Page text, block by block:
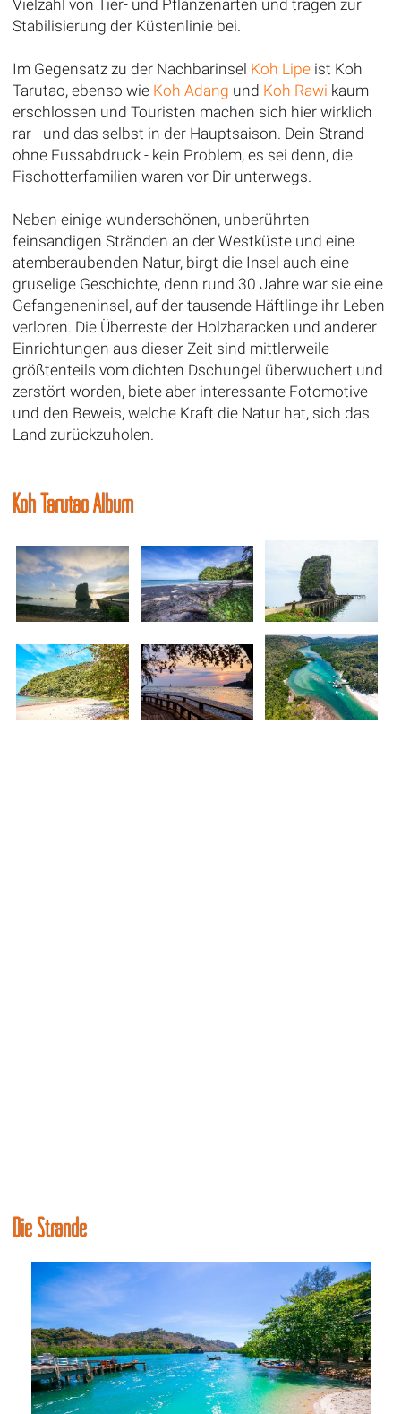
Vielzahl von Tier- und Pflanzenarten und tragen zur
Stabilisierung der Küstenlinie bei.
Im Gegensatz zu der Nachbarinsel Koh Lipeist Koh
Tarutao, ebenso wie Koh Adang und Koh Rawi kaum
erschlossen und Touristen machen sich hier wirklich
rar - und das selbst in der Hauptsaison. Dein Strand
ohne Fussabdruck - kein Problem, es sei denn, die
Fischotterfamilien waren vor Dir unterwegs.
Neben einige wunderschönen, unberührten
feinsandigen Stränden an der Westküste und eine
atemberaubenden Natur, birgt die Insel auch eine
gruselige Geschichte, denn rund 30 Jahre war sie eine
Gefangeneninsel, auf der tausende Häftlinge ihr Leben
verloren. Die Überreste der Holzbaracken und anderer
Einrichtungen aus dieser Zeit sind mittlerweile
größtenteils vom dichten Dschungel überwuchert und
zerstört worden, biete aber interessante Fotomotive
und den Beweis, welche Kraft die Natur hat, sich das
Land zurückzuholen.
Koh Tarutao Album
Die Strände